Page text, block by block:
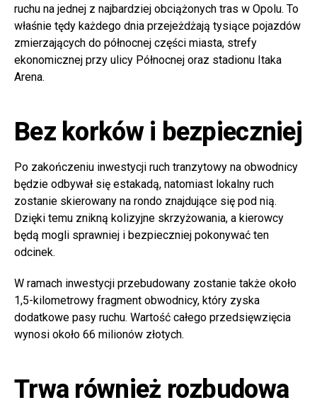
ruchu na jednej z najbardziej obciążonych tras w Opolu. To
właśnie tędy każdego dnia przejeżdżają tysiące pojazdów
zmierzających do północnej części miasta, strefy
ekonomicznej przy ulicy Północnej oraz stadionu Itaka
Arena.
Bez korków i bezpieczniej
Po zakończeniu inwestycji ruch tranzytowy na obwodnicy
będzie odbywał się estakadą, natomiast lokalny ruch
zostanie skierowany na rondo znajdujące się pod nią.
Dzięki temu znikną kolizyjne skrzyżowania, a kierowcy
będą mogli sprawniej i bezpieczniej pokonywać ten
odcinek.
W ramach inwestycji przebudowany zostanie także około
1,5-kilometrowy fragment obwodnicy, który zyska
dodatkowe pasy ruchu. Wartość całego przedsięwzięcia
wynosi około 66 milionów złotych.
Trwa również rozbudowa